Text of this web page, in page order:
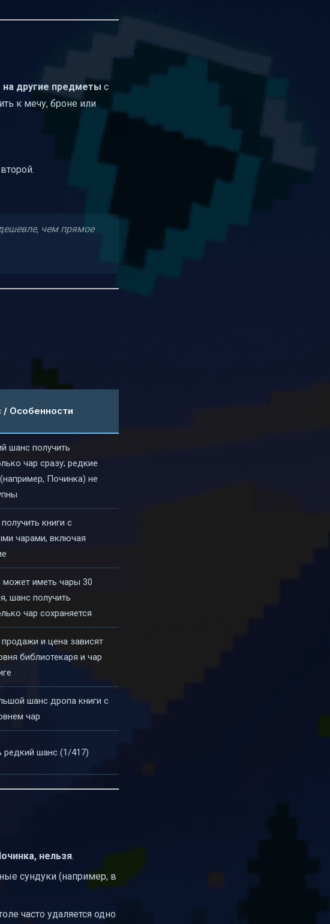
на другие предметы с
к мечу, броне или
чем прямое
/ Особенности
шанс получить
чар сразу; редкие
Починка) не
книги с
чарами, включая
может иметь чары 30
шанс получить
чар сохраняется
и цена зависят
библиотекаря и чар
шанс дропа книги с
чар
редкий шанс (1/417)
нельзя.
сундуки (например, в
часто удаляется одно